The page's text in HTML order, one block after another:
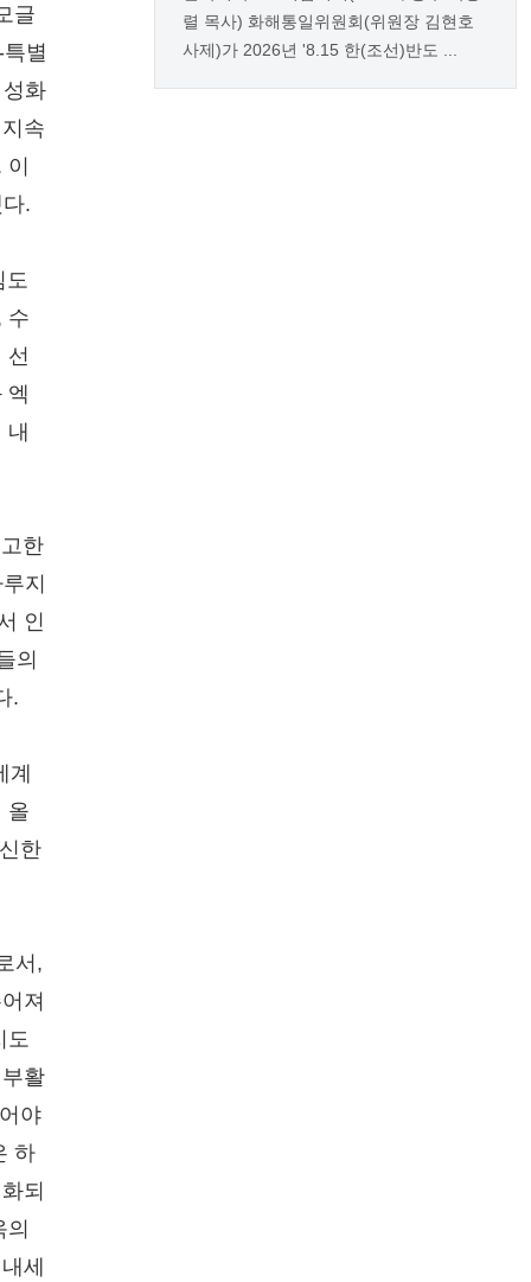
글
별
화
속
이
.
수
선
엑
내
한
지
인
의
.
계
올
한
서,
져
도
활
야
하
되
의
세
렬 목사) 화해통일위원회(위원장 김현호
사제)가 2026년 '8.15 한(조선)반도 ...